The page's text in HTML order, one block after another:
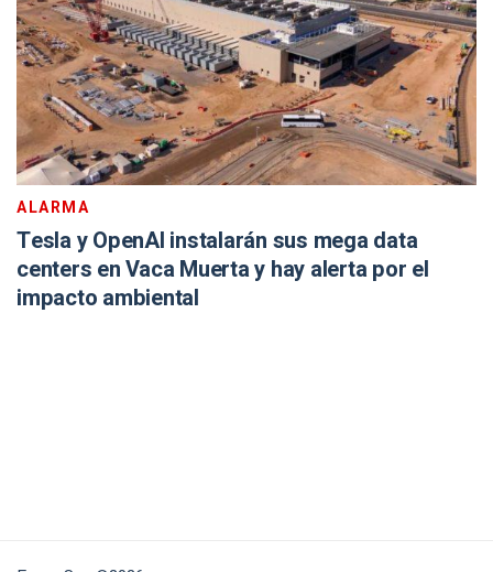
ALARMA
Tesla y OpenAI instalarán sus mega data
centers en Vaca Muerta y hay alerta por el
impacto ambiental